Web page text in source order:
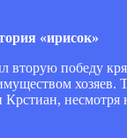
«ирисок»
вторую победу
хозяев.
Крстиан,